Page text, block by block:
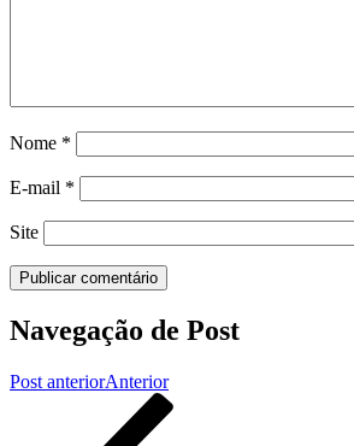
Nome *
E-mail *
Site
Navegação de Post
Post anteriorAnterior